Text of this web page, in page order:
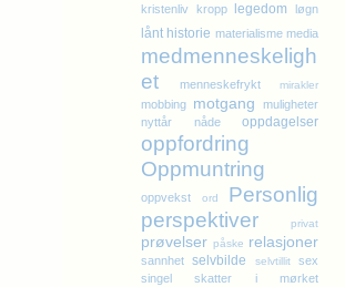
kristenliv kropp legedom løgn
lånt historie materialisme media
medmenneskeligh
et
menneskefrykt mirakler
mobbing motgang
muligheter
nyttår
nåde oppdagelser
oppfordring
Oppmuntring
oppvekst ord
Personlig
perspektiver
privat
prøvelser påske relasjoner
sannhet selvbilde selvtillit
sex
singel
skatter i mørket